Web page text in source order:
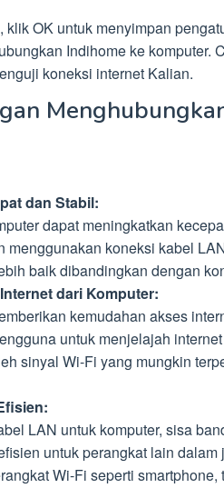
OK untuk menyimpan
Indihome ke komputer.
koneksi internet Kalian.
dan Stabil:
dapat meningkatkan
menggunakan koneksi kabel
baik dibandingkan dengan
dari Komputer:
kemudahan akses
untuk menjelajah
sinyal Wi-Fi yang mungkin
LAN untuk komputer, sisa
untuk perangkat lain dalam
Wi-Fi seperti smartphone,